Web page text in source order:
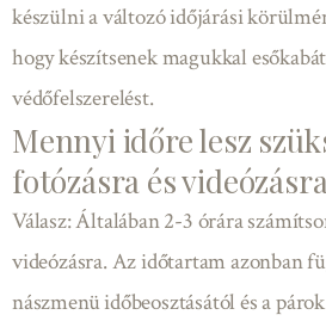
készülni a változó időjárási
hogy készítsenek magukkal
védőfelszerelést.
Mennyi időre lesz
fotózásra és
Válasz: Általában 2-3 órára
videózásra. Az időtartam azonban
nászmenü időbeosztásától és a